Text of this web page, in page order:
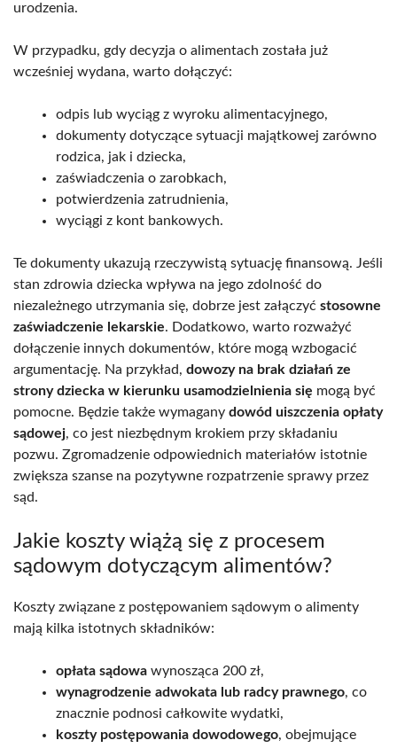
urodzenia.
W przypadku, gdy decyzja o alimentach została już
wcześniej wydana, warto dołączyć:
odpis lub wyciąg z wyroku alimentacyjnego,
dokumenty dotyczące sytuacji majątkowej zarówno
rodzica, jak i dziecka,
zaświadczenia o zarobkach,
potwierdzenia zatrudnienia,
wyciągi z kont bankowych.
Te dokumenty ukazują rzeczywistą sytuację finansową. Jeśli
stan zdrowia dziecka wpływa na jego zdolność do
niezależnego utrzymania się, dobrze jest załączyć stosowne
zaświadczenie lekarskie. Dodatkowo, warto rozważyć
dołączenie innych dokumentów, które mogą wzbogacić
argumentację. Na przykład, dowozy na brak działań ze
strony dziecka w kierunku usamodzielnienia się mogą być
pomocne. Będzie także wymagany dowód uiszczenia opłaty
sądowej, co jest niezbędnym krokiem przy składaniu
pozwu. Zgromadzenie odpowiednich materiałów istotnie
zwiększa szanse na pozytywne rozpatrzenie sprawy przez
sąd.
Jakie koszty wiążą się z procesem
sądowym dotyczącym alimentów?
Koszty związane z postępowaniem sądowym o alimenty
mają kilka istotnych składników:
opłata sądowa wynosząca 200 zł,
wynagrodzenie adwokata lub radcy prawnego, co
znacznie podnosi całkowite wydatki,
koszty postępowania dowodowego, obejmujące